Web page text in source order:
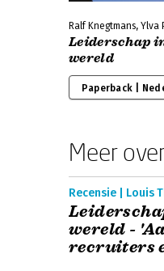
Ralf Knegtmans, Ylva
Leiderschap
wereld
Paperback |
Meer
Recensie | Louis
wereld -
recruiters